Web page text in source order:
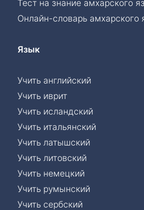
Тест на знание амхарского
Онлайн-словарь амхарского
Язык
Учить английский
Учить иврит
Учить исландский
Учить итальянский
Учить латышский
Учить литовский
Учить немецкий
Учить румынский
Учить сербский